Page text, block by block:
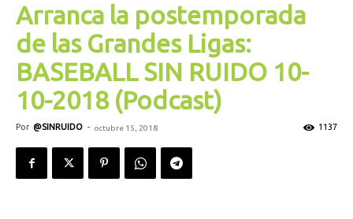
Arranca la postemporada
de las Grandes Ligas:
BASEBALL SIN RUIDO 10-
10-2018 (Podcast)
Por @SINRUIDO - octubre 15, 2018 1137